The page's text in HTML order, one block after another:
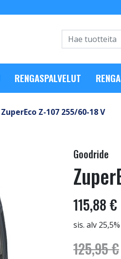
RENGASPALVELUT
ZuperEco Z-107 255/60-18 V
Goodride
115,88 €
sis. alv
125,95 €